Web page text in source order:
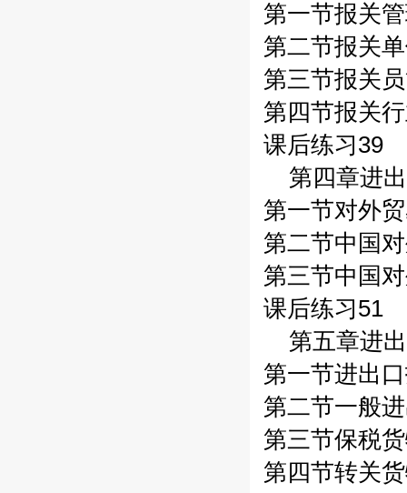
第一节报关
第二节报关
第三节报关
第四节报关
课后练习39
第四章进
第一节对外
第二节中国
第三节中国
课后练习51
第五章进
第一节进出
第二节一般
第三节保税
第四节转关